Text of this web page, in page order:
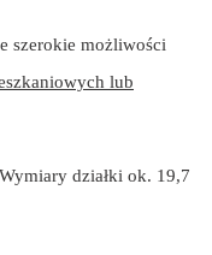
szerokie możliwości
lub
Wymiary działki ok. 19,7